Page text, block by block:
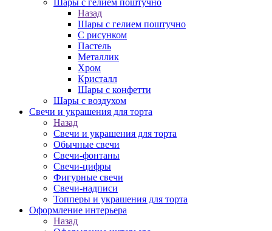
Шары с гелием поштучно
Назад
Шары с гелием поштучно
С рисунком
Пастель
Металлик
Хром
Кристалл
Шары с конфетти
Шары с воздухом
Свечи и украшения для торта
Назад
Свечи и украшения для торта
Обычные свечи
Свечи-фонтаны
Свечи-цифры
Фигурные свечи
Свечи-надписи
Топперы и украшения для торта
Оформление интерьера
Назад